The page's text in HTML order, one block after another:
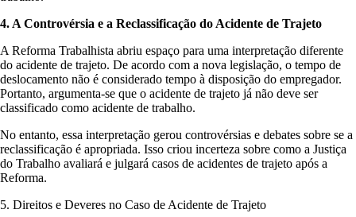
4. A Controvérsia e a Reclassificação do Acidente de Trajeto
A Reforma Trabalhista abriu espaço para uma interpretação diferente
do acidente de trajeto. De acordo com a nova legislação, o tempo de
deslocamento não é considerado tempo à disposição do empregador.
Portanto, argumenta-se que o acidente de trajeto já não deve ser
classificado como acidente de trabalho.
No entanto, essa interpretação gerou controvérsias e debates sobre se a
reclassificação é apropriada. Isso criou incerteza sobre como a Justiça
do Trabalho avaliará e julgará casos de acidentes de trajeto após a
Reforma.
5. Direitos e Deveres no Caso de Acidente de Trajeto